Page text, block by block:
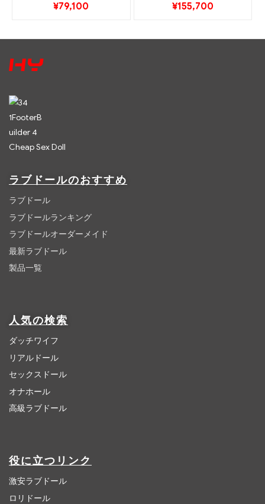
¥79,100 ¥155,700
Cheap Sex Doll
ラブドールのおすすめ
ラブドール
ラブドールランキング
ラブドールオーダーメイド
最新ラブドール
製品一覧
人気の検索
ダッチワイフ
リアルドール
セックスドール
オナホール
高級ラブドール
役に立つリンク
激安ラブドール
ロリドール